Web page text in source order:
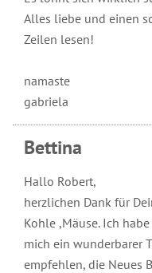
Alles liebe und einen
Zeilen lesen!
namaste
gabriela
Bettina
Hallo Robert,
herzlichen Dank für
Kohle ,Mäuse. Ich
mich ein wunderbarer
empfehlen, die Neues